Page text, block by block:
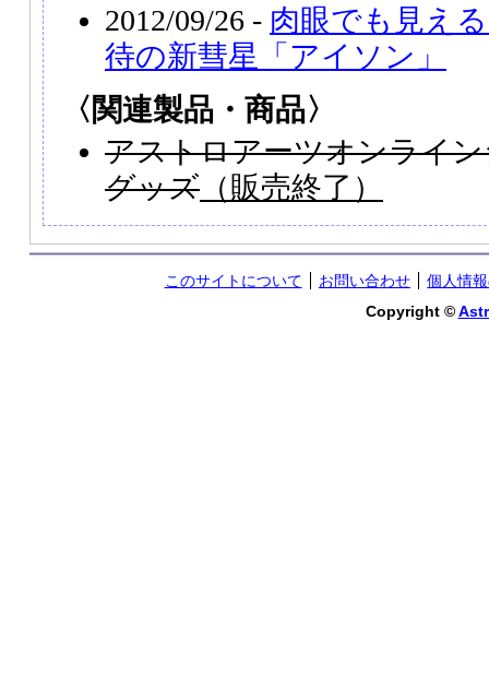
2012/09/26 - 肉眼でも見え
待の新彗星「アイソン」
〈関連製品・商品〉
アストロアーツオンライ
グッズ （販売終了）
このサイトについて お問い合わせ
個人情
Copyright ©